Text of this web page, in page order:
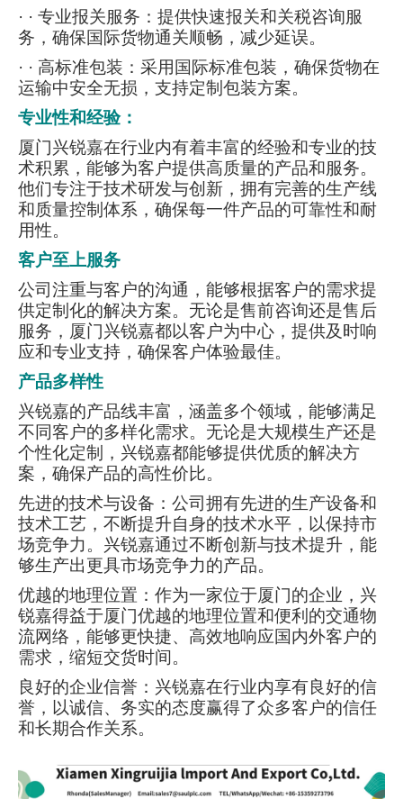
· · 专业报关服务：提供快速报关和关税咨询服
务，确保国际货物通关顺畅，减少延误。
· · 高标准包装：采用国际标准包装，确保货物在
运输中安全无损，支持定制包装方案。
专业性和经验：
厦门兴锐嘉在行业内有着丰富的经验和专业的技
术积累，能够为客户提供高质量的产品和服务。
他们专注于技术研发与创新，拥有完善的生产线
和质量控制体系，确保每一件产品的可靠性和耐
用性。
客户至上服务
公司注重与客户的沟通，能够根据客户的需求提
供定制化的解决方案。无论是售前咨询还是售后
服务，厦门兴锐嘉都以客户为中心，提供及时响
应和专业支持，确保客户体验最佳。
产品多样性
兴锐嘉的产品线丰富，涵盖多个领域，能够满足
不同客户的多样化需求。无论是大规模生产还是
个性化定制，兴锐嘉都能够提供优质的解决方
案，确保产品的高性价比。
先进的技术与设备：公司拥有先进的生产设备和
技术工艺，不断提升自身的技术水平，以保持市
场竞争力。兴锐嘉通过不断创新与技术提升，能
够生产出更具市场竞争力的产品。
优越的地理位置：作为一家位于厦门的企业，兴
锐嘉得益于厦门优越的地理位置和便利的交通物
流网络，能够更快捷、高效地响应国内外客户的
需求，缩短交货时间。
良好的企业信誉：兴锐嘉在行业内享有良好的信
誉，以诚信、务实的态度赢得了众多客户的信任
和长期合作关系。